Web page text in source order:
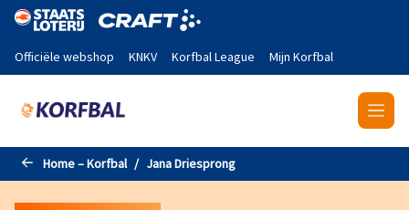
Naar de hoofdinhoud gaan
Officiële webshop KNKV Korfbal League Mijn Korfbal
Home – Korfbal Jana Driesprong